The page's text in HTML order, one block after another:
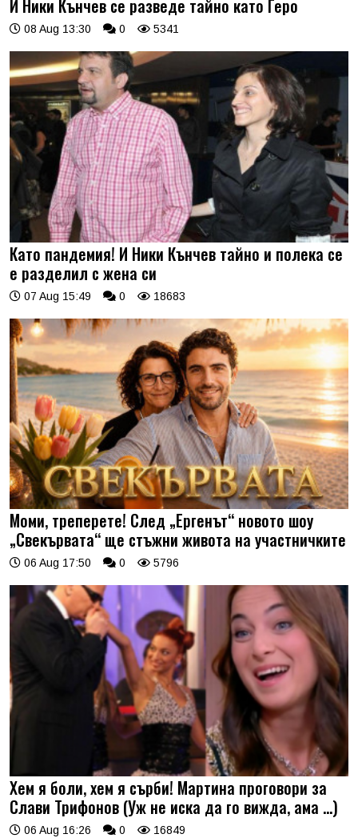
И Ники Кънчев се разведе тайно като Геро
08 Aug 13:30 0 5341
Като пандемия! И Ники Кънчев тайно и полека се
е разделил с жена си
07 Aug 15:49 0 18683
Моми, треперете! След „Ергенът“ новото шоу
„Свекървата“ ще стъжни живота на участничките
06 Aug 17:50 0 5796
Хем я боли, хем я сърби! Мартина проговори за
Слави Трифонов (Уж не иска да го вижда, ама …)
06 Aug 16:26 0 16849